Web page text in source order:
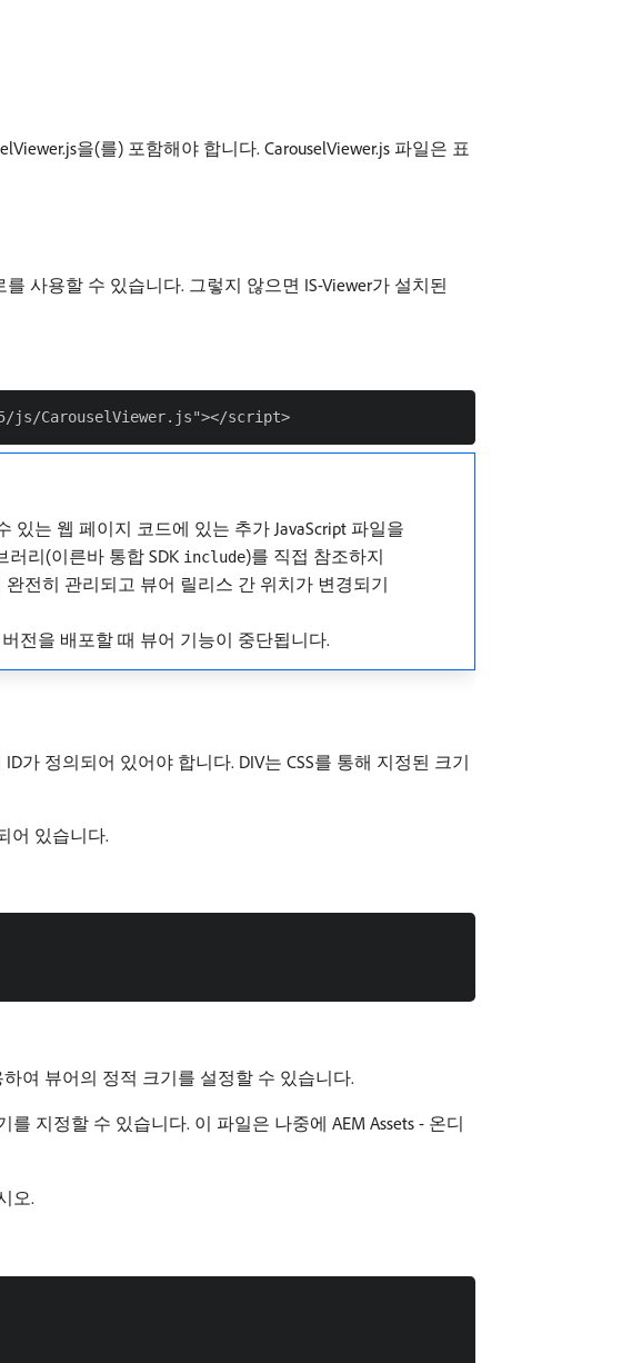
을(를) 포함해야 합니다. CarouselViewer.js 파일은 표
사용할 수 있습니다. 그렇지 않으면 IS-Viewer가 설치된
는 웹 페이지 코드에 있는 추가 JavaScript 파일을
러리(이른바 통합 SDK include)를 직접 참조하지
전히 관리되고 뷰어 릴리스 간 위치가 변경되기
전을 배포할 때 뷰어 기능이 중단됩니다.
ID가 정의되어 있어야 합니다. DIV는 CSS를 통해 지정된 크기
어 있습니다.
여 뷰어의 정적 크기를 설정할 수 있습니다.
지정할 수 있습니다. 이 파일은 나중에 AEM Assets - 온디
오.